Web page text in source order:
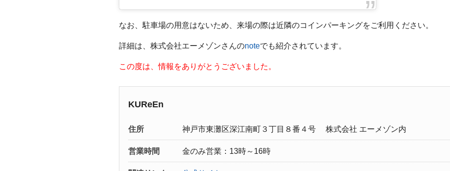
なお、駐車場の用意はないため、来場の際は近隣のコインパーキングをご利用ください。
詳細は、株式会社エーメゾンさんのnoteでも紹介されています。
この度は、情報をありがとうございました。
KUReEn
住所 神戸市東灘区深江南町３丁目８番４号 株式会社 エーメゾン内
営業時間 金のみ営業：13時～16時